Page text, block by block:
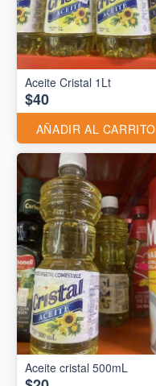
Aceite Cristal 1Lt
$40
AÑADIR AL CARRITO
Aceite cristal 500mL